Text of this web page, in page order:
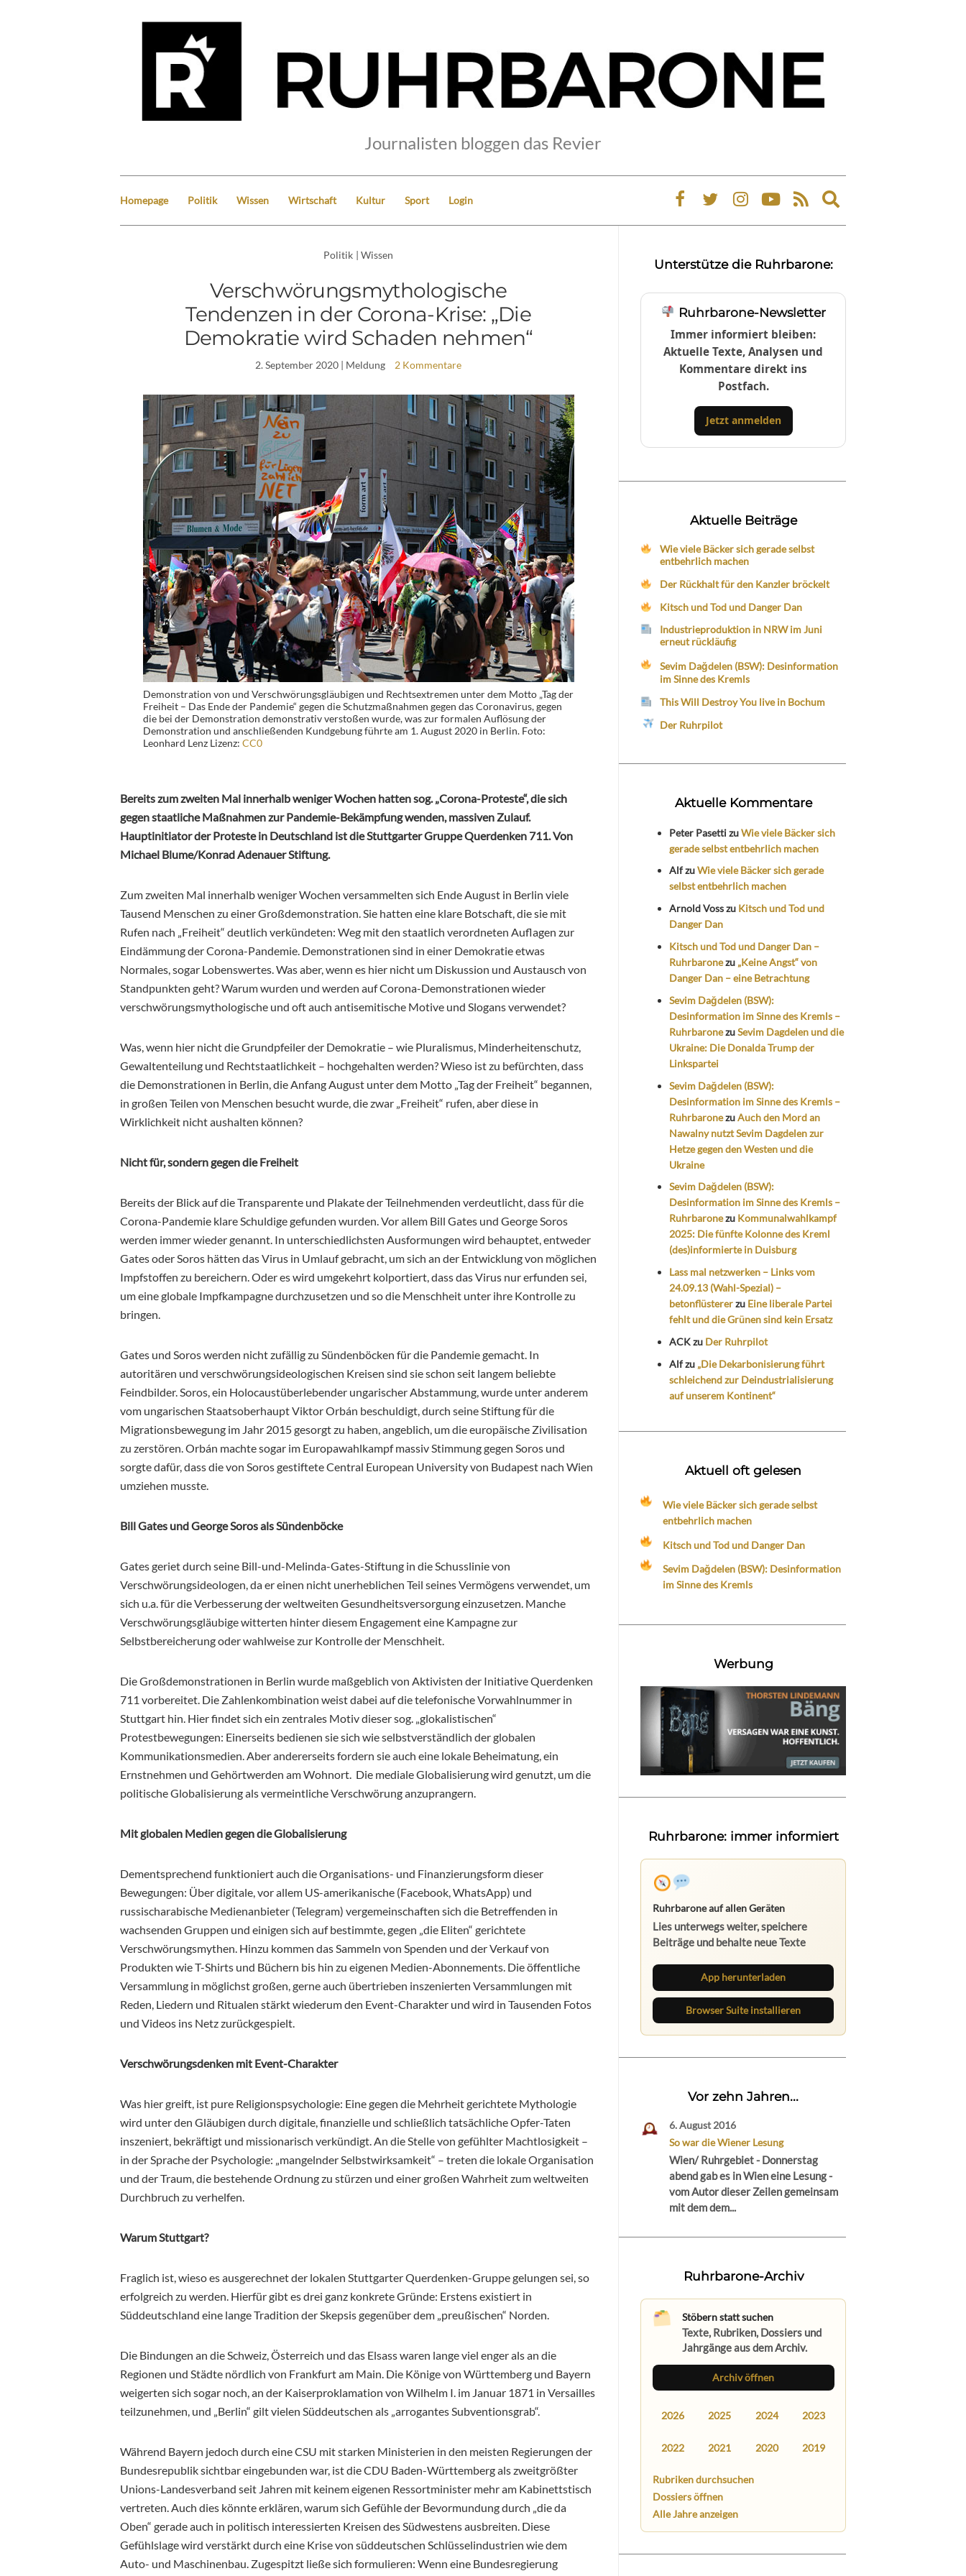
Journalisten bloggen das Revier
Homepage Politik Wissen Wirtschaft Kultur Sport Login
Expand
search
Politik | Wissen
Verschwörungsmythologische
Tendenzen in der Corona-Krise: „Die
Demokratie wird Schaden nehmen“
2. September 2020 | Meldung 2 Kommentare
Demonstration von und Verschwörungsgläubigen und Rechtsextremen unter dem Motto „Tag der
Freiheit – Das Ende der Pandemie“ gegen die Schutzmaßnahmen gegen das Coronavirus, gegen
die bei der Demonstration demonstrativ verstoßen wurde, was zur formalen Auflösung der
Demonstration und anschließenden Kundgebung führte am 1. August 2020 in Berlin. Foto:
Leonhard Lenz Lizenz: CC0
Bereits zum zweiten Mal innerhalb weniger Wochen hatten sog. „Corona-Proteste“, die sich
gegen staatliche Maßnahmen zur Pandemie-Bekämpfung wenden, massiven Zulauf.
Hauptinitiator der Proteste in Deutschland ist die Stuttgarter Gruppe Querdenken 711. Von
Michael Blume/Konrad Adenauer Stiftung.
Zum zweiten Mal innerhalb weniger Wochen versammelten sich Ende August in Berlin viele
Tausend Menschen zu einer Großdemonstration. Sie hatten eine klare Botschaft, die sie mit
Rufen nach „Freiheit“ deutlich verkündeten: Weg mit den staatlich verordneten Auflagen zur
Eindämmung der Corona-Pandemie. Demonstrationen sind in einer Demokratie etwas
Normales, sogar Lobenswertes. Was aber, wenn es hier nicht um Diskussion und Austausch von
Standpunkten geht? Warum wurden und werden auf Corona-Demonstrationen wieder
verschwörungsmythologische und oft auch antisemitische Motive und Slogans verwendet?
Was, wenn hier nicht die Grundpfeiler der Demokratie – wie Pluralismus, Minderheitenschutz,
Gewaltenteilung und Rechtstaatlichkeit – hochgehalten werden? Wieso ist zu befürchten, dass
die Demonstrationen in Berlin, die Anfang August unter dem Motto „Tag der Freiheit“ begannen,
in großen Teilen von Menschen besucht wurde, die zwar „Freiheit“ rufen, aber diese in
Wirklichkeit nicht aushalten können?
Nicht für, sondern gegen die Freiheit
Bereits der Blick auf die Transparente und Plakate der Teilnehmenden verdeutlicht, dass für die
Corona-Pandemie klare Schuldige gefunden wurden. Vor allem Bill Gates und George Soros
werden immer wieder genannt. In unterschiedlichsten Ausformungen wird behauptet, entweder
Gates oder Soros hätten das Virus in Umlauf gebracht, um sich an der Entwicklung von möglichen
Impfstoffen zu bereichern. Oder es wird umgekehrt kolportiert, dass das Virus nur erfunden sei,
um eine globale Impfkampagne durchzusetzen und so die Menschheit unter ihre Kontrolle zu
bringen.
Gates und Soros werden nicht zufällig zu Sündenböcken für die Pandemie gemacht. In
autoritären und verschwörungsideologischen Kreisen sind sie schon seit langem beliebte
Feindbilder. Soros, ein Holocaustüberlebender ungarischer Abstammung, wurde unter anderem
vom ungarischen Staatsoberhaupt Viktor Orbán beschuldigt, durch seine Stiftung für die
Migrationsbewegung im Jahr 2015 gesorgt zu haben, angeblich, um die europäische Zivilisation
zu zerstören. Orbán machte sogar im Europawahlkampf massiv Stimmung gegen Soros und
sorgte dafür, dass die von Soros gestiftete Central European University von Budapest nach Wien
umziehen musste.
Bill Gates und George Soros als Sündenböcke
Gates geriet durch seine Bill-und-Melinda-Gates-Stiftung in die Schusslinie von
Verschwörungsideologen, da er einen nicht unerheblichen Teil seines Vermögens verwendet, um
sich u.a. für die Verbesserung der weltweiten Gesundheitsversorgung einzusetzen. Manche
Verschwörungsgläubige witterten hinter diesem Engagement eine Kampagne zur
Selbstbereicherung oder wahlweise zur Kontrolle der Menschheit.
Die Großdemonstrationen in Berlin wurde maßgeblich von Aktivisten der Initiative Querdenken
711 vorbereitet. Die Zahlenkombination weist dabei auf die telefonische Vorwahlnummer in
Stuttgart hin. Hier findet sich ein zentrales Motiv dieser sog. „glokalistischen“
Protestbewegungen: Einerseits bedienen sie sich wie selbstverständlich der globalen
Kommunikationsmedien. Aber andererseits fordern sie auch eine lokale Beheimatung, ein
Ernstnehmen und Gehörtwerden am Wohnort. Die mediale Globalisierung wird genutzt, um die
politische Globalisierung als vermeintliche Verschwörung anzuprangern.
Mit globalen Medien gegen die Globalisierung
Dementsprechend funktioniert auch die Organisations- und Finanzierungsform dieser
Bewegungen: Über digitale, vor allem US-amerikanische (Facebook, WhatsApp) und
russischarabische Medienanbieter (Telegram) vergemeinschaften sich die Betreffenden in
wachsenden Gruppen und einigen sich auf bestimmte, gegen „die Eliten“ gerichtete
Verschwörungsmythen. Hinzu kommen das Sammeln von Spenden und der Verkauf von
Produkten wie T-Shirts und Büchern bis hin zu eigenen Medien-Abonnements. Die öffentliche
Versammlung in möglichst großen, gerne auch übertrieben inszenierten Versammlungen mit
Reden, Liedern und Ritualen stärkt wiederum den Event-Charakter und wird in Tausenden Fotos
und Videos ins Netz zurückgespielt.
Verschwörungsdenken mit Event-Charakter
Was hier greift, ist pure Religionspsychologie: Eine gegen die Mehrheit gerichtete Mythologie
wird unter den Gläubigen durch digitale, finanzielle und schließlich tatsächliche Opfer-Taten
inszeniert, bekräftigt und missionarisch verkündigt. An die Stelle von gefühlter Machtlosigkeit –
in der Sprache der Psychologie: „mangelnder Selbstwirksamkeit“ – treten die lokale Organisation
und der Traum, die bestehende Ordnung zu stürzen und einer großen Wahrheit zum weltweiten
Durchbruch zu verhelfen.
Warum Stuttgart?
Fraglich ist, wieso es ausgerechnet der lokalen Stuttgarter Querdenken-Gruppe gelungen sei, so
erfolgreich zu werden. Hierfür gibt es drei ganz konkrete Gründe: Erstens existiert in
Süddeutschland eine lange Tradition der Skepsis gegenüber dem „preußischen“ Norden.
Die Bindungen an die Schweiz, Österreich und das Elsass waren lange viel enger als an die
Regionen und Städte nördlich von Frankfurt am Main. Die Könige von Württemberg und Bayern
weigerten sich sogar noch, an der Kaiserproklamation von Wilhelm I. im Januar 1871 in Versailles
teilzunehmen, und „Berlin“ gilt vielen Süddeutschen als „arrogantes Subventionsgrab“.
Während Bayern jedoch durch eine CSU mit starken Ministerien in den meisten Regierungen der
Bundesrepublik sichtbar eingebunden war, ist die CDU Baden-Württemberg als zweitgrößter
Unions-Landesverband seit Jahren mit keinem eigenen Ressortminister mehr am Kabinettstisch
vertreten. Auch dies könnte erklären, warum sich Gefühle der Bevormundung durch „die da
Oben“ gerade auch in politisch interessierten Kreisen des Südwestens ausbreiten. Diese
Gefühlslage wird verstärkt durch eine Krise von süddeutschen Schlüsselindustrien wie dem
Auto- und Maschinenbau. Zugespitzt ließe sich formulieren: Wenn eine Bundesregierung
Unterstütze die Ruhrbarone:
Ruhrbarone-Newsletter
Immer informiert bleiben:
Aktuelle Texte, Analysen und
Kommentare direkt ins
Postfach.
Jetzt anmelden
Aktuelle Beiträge
Wie viele Bäcker sich gerade selbst
entbehrlich machen
Der Rückhalt für den Kanzler bröckelt
Kitsch und Tod und Danger Dan
Industrieproduktion in NRW im Juni
erneut rückläufig
Sevim Dağdelen (BSW): Desinformation
im Sinne des Kremls
This Will Destroy You live in Bochum
Der Ruhrpilot
Aktuelle Kommentare
Peter PasettizuWie viele Bäcker sich
gerade selbst entbehrlich machen
AlfzuWie viele Bäcker sich gerade
selbst entbehrlich machen
Arnold Vosszu Kitsch und Tod und
Danger Dan
Kitsch und Tod und Danger Dan –
Ruhrbaronezu „Keine Angst“ von
Danger Dan – eine Betrachtung
Sevim Dağdelen (BSW):
Desinformation im Sinne des Kremls –
RuhrbaronezuSevim Dagdelen und die
Ukraine: Die Donalda Trump der
Linkspartei
Sevim Dağdelen (BSW):
Desinformation im Sinne des Kremls –
RuhrbaronezuAuch den Mord an
Nawalny nutzt Sevim Dagdelen zur
Hetze gegen den Westen und die
Ukraine
Sevim Dağdelen (BSW):
Desinformation im Sinne des Kremls –
Ruhrbaronezu Kommunalwahlkampf
2025: Die fünfte Kolonne des Kreml
(des)informierte in Duisburg
Lass mal netzwerken – Links vom
24.09.13 (Wahl-Spezial) –
betonflüstererzu Eine liberale Partei
fehlt und die Grünen sind kein Ersatz
ACKzu Der Ruhrpilot
Alfzu „Die Dekarbonisierung führt
schleichend zur Deindustrialisierung
auf unserem Kontinent“
Aktuell oft gelesen
Wie viele Bäcker sich gerade selbst
entbehrlich machen
Kitsch und Tod und Danger Dan
Sevim Dağdelen (BSW): Desinformation
im Sinne des Kremls
Werbung
Ruhrbarone: immer informiert
Ruhrbarone auf allen Geräten
Lies unterwegs weiter, speichere
Beiträge und behalte neue Texte
App herunterladen
Browser Suite installieren
Vor zehn Jahren...
6. August 2016
So war die Wiener Lesung
Wien/ Ruhrgebiet - Donnerstag
abend gab es in Wien eine Lesung -
vom Autor dieser Zeilen gemeinsam
mit dem dem...
Ruhrbarone-Archiv
Stöbern statt suchen
Texte, Rubriken, Dossiers und
Jahrgänge aus dem Archiv.
Archiv öffnen
2026 2025 2024 2023
2022 2021 2020 2019
Rubriken durchsuchen
Dossiers öffnen
Alle Jahre anzeigen